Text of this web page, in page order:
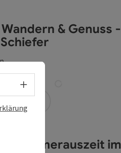
& Genuss -
- Sommerauszeit im
Sprachwahl - Menü öffnen